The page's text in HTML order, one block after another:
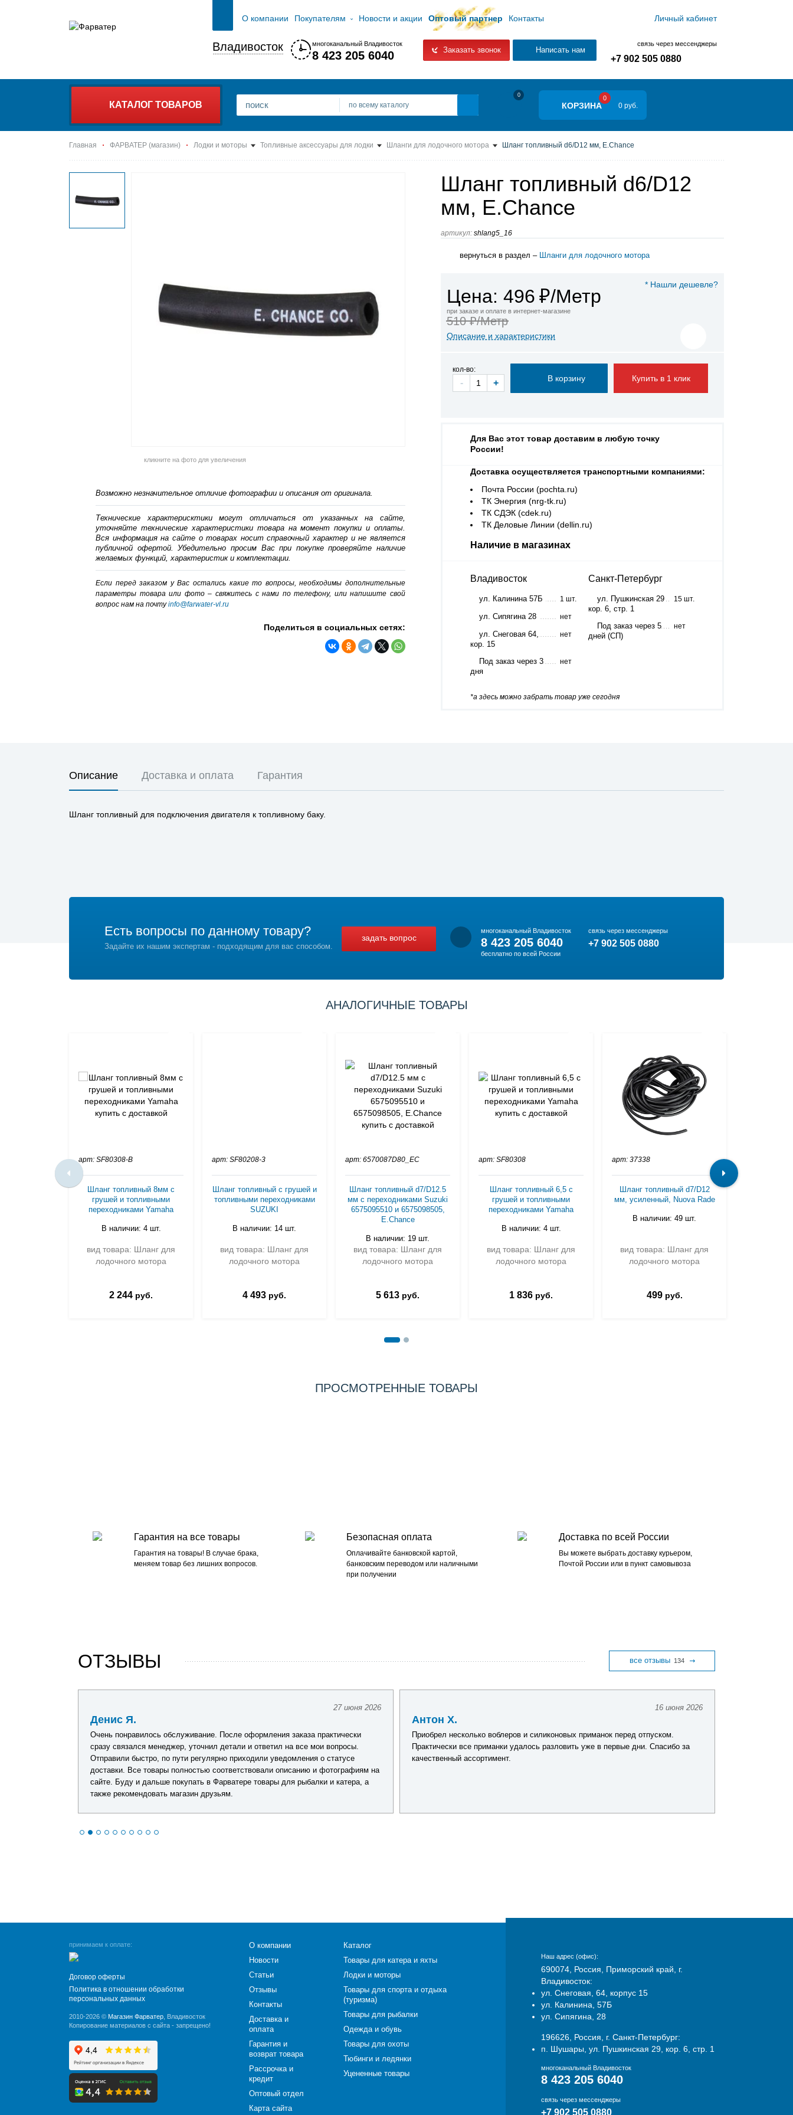
О компании Покупателям Новости и акции Оптовый партнер Контакты Личный кабинет
Владивосток многоканальный Владивосток
8 423 205 6040 Заказать звонок Написать нам
связь через мессенджеры
+7 902 505 0880
КАТАЛОГ ТОВАРОВ по всему каталогу
0
КОРЗИНА
0
0 руб.
Главная ФАРВАТЕР (магазин) Лодки и моторы Топливные аксессуары для лодки Шланги для лодочного мотора Шланг топливный d6/D12 мм, E.Chance
Шланг топливный d6/D12
мм, E.Chance
артикул: shlang5_16
вернуться в раздел – Шланги для лодочного мотора
кликните на фото для увеличения
Возможно незначительное отличие фотографии и описания от оригинала.
Технические характерисктики могут отличаться от указанных на сайте,
уточняйте технические характеристики товара на момент покупки и оплаты.
Вся информация на сайте о товарах носит справочный характер и не является
публичной офертой. Убедительно просим Вас при покупке проверяйте наличие
желаемых функций, характеристик и комплектации.
Если перед заказом у Вас остались какие то вопросы, необходимы дополнительные
параметры товара или фото – cвяжитесь с нами по телефону, или напишите свой
вопрос нам на почтуinfo@farwater-vl.ru
Поделиться в социальных сетях:
* Нашли дешевле?
Цена: 496 ₽/Метр
при заказе и оплате в интернет-магазине
510 ₽/Метр
Описание и характеристики
кол-во:
- + Купить в 1 клик
Для Вас этот товар доставим в любую точку
России!
Доставка осуществляется транспортными компаниями:
Почта России (pochta.ru)
ТК Энергия (nrg-tk.ru)
ТК СДЭК (cdek.ru)
ТК Деловые Линии (dellin.ru)
Наличие в магазинах
Владивосток
ул. Калинина 57Б 1 шт.
ул. Сипягина 28 нет
ул. Снеговая 64,
кор. 15
нет
Под заказ через 3
дня
нет
Санкт-Петербург
ул. Пушкинская 29
кор. 6, стр. 1
15 шт.
Под заказ через 5
дней (СП)
нет
*а здесь можно забрать товар уже сегодня
Описание Доставка и оплата Гарантия
Шланг топливный для подключения двигателя к топливному баку.
Есть вопросы по данному товару?
Задайте их нашим экспертам - подходящим для вас способом.
задать вопрос
многоканальный Владивосток
8 423 205 6040
бесплатно по всей России
связь через мессенджеры
+7 902 505 0880
АНАЛОГИЧНЫЕ ТОВАРЫ
арт: SF80308-B
Шланг топливный 8мм с
грушей и топливными
переходниками Yamaha
В наличии: 4 шт.
вид товара: Шланг для
лодочного мотора
2 244 руб.
арт: SF80208-3
Шланг топливный с грушей и
топливными переходниками
SUZUKI
В наличии: 14 шт.
вид товара: Шланг для
лодочного мотора
4 493 руб.
арт: 6570087D80_EC
Шланг топливный d7/D12.5
мм с переходниками Suzuki
6575095510 и 6575098505,
E.Chance
В наличии: 19 шт.
вид товара: Шланг для
лодочного мотора
5 613 руб.
арт: SF80308
Шланг топливный 6,5 с
грушей и топливными
переходниками Yamaha
В наличии: 4 шт.
вид товара: Шланг для
лодочного мотора
1 836 руб.
арт: 37338
Шланг топливный d7/D12
мм, усиленный, Nuova Rade
В наличии: 49 шт.
вид товара: Шланг для
лодочного мотора
499руб.
ПРОСМОТРЕННЫЕ ТОВАРЫ
Гарантия на все товары
Гарантия на товары! В случае брака,
меняем товар без лишних вопросов.
Безопасная оплата
Оплачивайте банковской картой,
банковским переводом или наличными
при получении
Доставка по всей России
Вы можете выбрать доставку курьером,
Почтой России или в пункт самовывоза
ОТЗЫВЫ
27 июня 2026
Денис Я.
Очень понравилось обслуживание. После оформления заказа практически
сразу связался менеджер, уточнил детали и ответил на все мои вопросы.
Отправили быстро, по пути регулярно приходили уведомления о статусе
доставки. Все товары полностью соответствовали описанию и фотографиям на
сайте. Буду и дальше покупать в Фарватере товары для рыбалки и катера, а
также рекомендовать магазин друзьям.
16 июня 2026
Антон Х.
Приобрел несколько воблеров и силиконовых приманок перед отпуском.
Практически все приманки удалось разловить уже в первые дни. Спасибо за
качественный ассортимент.
все отзывы 134
Наш адрес (офис):
690074, Россия, Приморский край, г.
Владивосток:
ул. Снеговая, 64, корпус 15
ул. Калинина, 57Б
ул. Сипягина, 28
196626, Россия, г. Санкт-Петербург:
п. Шушары, ул. Пушкинская 29, кор. 6, стр. 1
многоканальный Владивосток
8 423 205 6040
связь через мессенджеры
+7 902 505 0880
принимаем к оплате:
Договор оферты
Политика в отношении обработки
персональных данных
2010-2026 © Магазин Фарватер , Владивосток
Копирование материалов с сайта - запрещено!
О компании
Новости
Статьи
Отзывы
Контакты
Доставка и
оплата
Гарантия и
возврат товара
Рассрочка и
кредит
Оптовый отдел
Карта сайта
Каталог
Товары для катера и яхты
Лодки и моторы
Товары для спорта и отдыха
(туризма)
Товары для рыбалки
Одежда и обувь
Товары для охоты
Тюбинги и ледянки
Уцененные товары